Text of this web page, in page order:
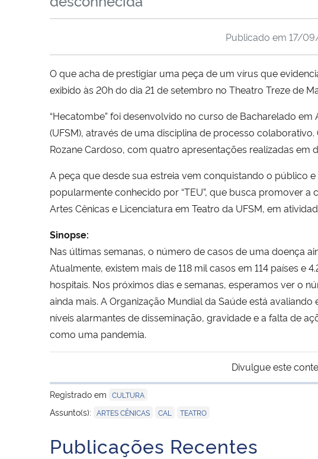
Publicado em 17/
O que acha de prestigiar uma peça de um vírus que
exibido às 20h do dia 21 de setembro no Theatro Treze de
“Hecatombe” foi desenvolvido no curso de Bacharelado
(UFSM), através de uma disciplina de processo
Rozane Cardoso, com quatro apresentações realizadas em
A peça que desde sua estreia vem conquistando o público
popularmente conhecido por “TEU”, que busca promover
Artes Cênicas e Licenciatura em Teatro da UFSM, em
Sinopse:
Nas últimas semanas, o número de casos de uma doença
Atualmente, existem mais de 118 mil casos em 114 países e
hospitais. Nos próximos dias e semanas, esperamos ver o
ainda mais. A Organização Mundial da Saúde está
níveis alarmantes de disseminação, gravidade e a falta de
como uma pandemia.
Divulgue este
Registrado em CULTURA
Assunto(s): ARTES CÊNICAS CAL TEATRO
Publicações Recentes